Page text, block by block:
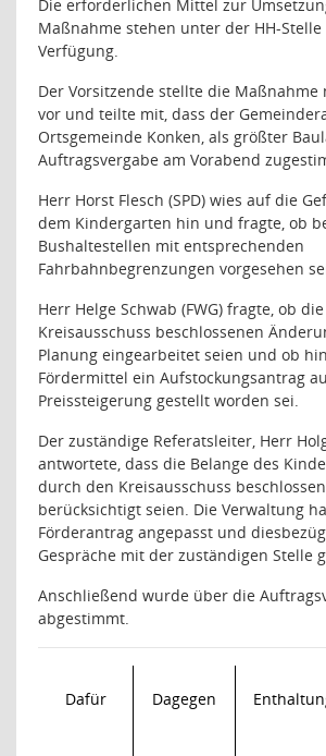
Die erforderlichen Mittel zur
Maßnahme stehen unter der HH-Stelle
Verfügung.
Der Vorsitzende stellte die Maßnahme
vor und teilte mit, dass der
Ortsgemeinde Konken, als größter
Auftragsvergabe am Vorabend
Herr Horst Flesch (SPD) wies auf die
dem Kindergarten hin und fragte, ob
Bushaltestellen mit entsprechenden
Fahrbahnbegrenzungen vorgesehen
Herr Helge Schwab (FWG) fragte, ob
Kreisausschuss beschlossenen
Planung eingearbeitet seien und ob
Fördermittel ein Aufstockungsantrag
Preissteigerung gestellt worden sei.
Der zuständige Referatsleiter, Herr
antwortete, dass die Belange des
durch den Kreisausschuss
berücksichtigt seien. Die Verwaltung
Förderantrag angepasst und
Gespräche mit der zuständigen Stelle
Anschließend wurde über die
abgestimmt.
Dafür Dagegen